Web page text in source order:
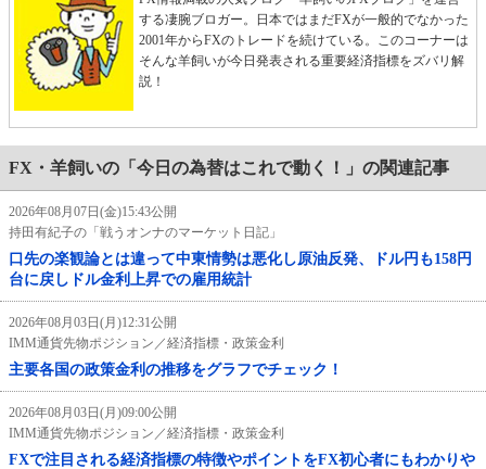
する凄腕ブロガー。日本ではまだFXが一般的でなかった
2001年からFXのトレードを続けている。このコーナーは
そんな羊飼いが今日発表される重要経済指標をズバリ解
説！
FX・羊飼いの「今日の為替はこれで動く！」の関連記事
2026年08月07日(金)15:43公開
持田有紀子の「戦うオンナのマーケット日記」
口先の楽観論とは違って中東情勢は悪化し原油反発、ドル円も158円
台に戻しドル金利上昇での雇用統計
2026年08月03日(月)12:31公開
IMM通貨先物ポジション／経済指標・政策金利
主要各国の政策金利の推移をグラフでチェック！
2026年08月03日(月)09:00公開
IMM通貨先物ポジション／経済指標・政策金利
FXで注目される経済指標の特徴やポイントをFX初心者にもわかりや